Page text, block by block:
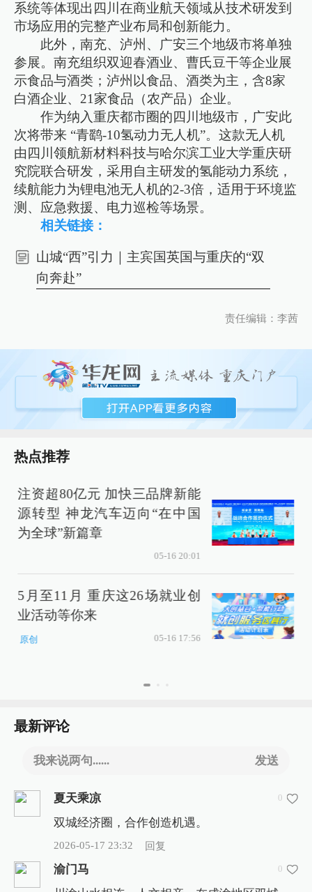
系统等体现出四川在商业航天领域从技术研发到
市场应用的完整产业布局和创新能力。
此外，南充、泸州、广安三个地级市将单独
参展。南充组织双迎春酒业、曹氏豆干等企业展
示食品与酒类；泸州以食品、酒类为主，含8家
白酒企业、21家食品（农产品）企业。
作为纳入重庆都市圈的四川地级市，广安此
次将带来 “青鹞-10氢动力无人机”。这款无人机
由四川领航新材料科技与哈尔滨工业大学重庆研
究院联合研发，采用自主研发的氢能动力系统，
续航能力为锂电池无人机的2-3倍，适用于环境监
测、应急救援、电力巡检等场景。
相关链接：
山城“西”引力｜主宾国英国与重庆的“双
向奔赴”
责任编辑：李茜
热点推荐
注资超80亿元 加快三品牌新能
源转型 神龙汽车迈向“在中国
为全球”新篇章
05-16 20:01
5月至11月 重庆这26场就业创
业活动等你来
原创 05-16 17:56
最新评论
我来说两句...... 发送
夏天乘凉 0
双城经济圈，合作创造机遇。
2026-05-17 23:32 回复
渝门马 0